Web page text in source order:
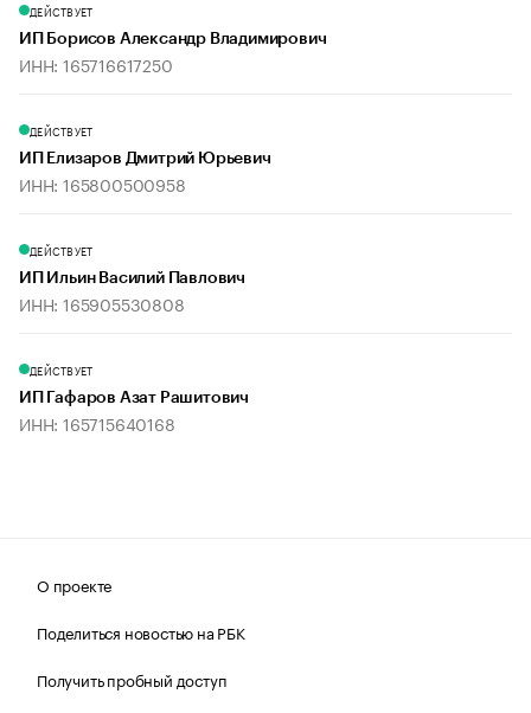
ДЕЙСТВУЕТ
ИП Борисов Александр Владимирович
ИНН: 165716617250
ДЕЙСТВУЕТ
ИП Елизаров Дмитрий Юрьевич
ИНН: 165800500958
ДЕЙСТВУЕТ
ИП Ильин Василий Павлович
ИНН: 165905530808
ДЕЙСТВУЕТ
ИП Гафаров Азат Рашитович
ИНН: 165715640168
О проекте
Поделиться новостью на РБК
Получить пробный доступ